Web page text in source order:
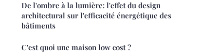
De l'ombre à la lumière: l'effet du design
architectural sur l'efficacité énergétique des
bâtiments
C'est quoi une maison low cost ?